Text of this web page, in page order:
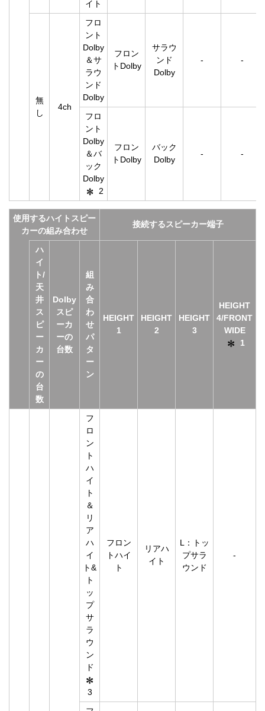
イト
無
し
4ch
フロ
ント
Dolby
＆サ
ラウ
ンド
Dolby
フロン
トDolby
サラウ
ンド
Dolby
- -
フロ
ント
Dolby
＆バ
ック
Dolby
2
フロン
トDolby
バック
Dolby
- -
使用するハイトスピー
カーの組み合わせ
接続するスピーカー端子
ハ
イ
ト/
天
井
ス
ピ
ー
カ
ー
の
台
数
Dolby
スピ
ーカ
ーの
台数
組
み
合
わ
せ
パ
タ
ー
ン
HEIGHT
1
HEIGHT
2
HEIGHT
3
HEIGHT
4/FRONT
WIDE
1
フ
ロ
ン
ト
ハ
イ
ト
＆
リ
ア
ハ
イ
ト&
ト
ッ
プ
サ
ラ
ウ
ン
ド
3
フロン
トハイ
ト
リアハ
イト
L：トッ
プサラ
ウンド
-